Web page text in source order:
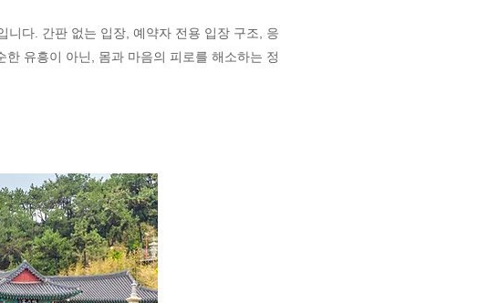
니다. 간판 없는 입장, 예약자 전용 입장 구조, 응
유흥이 아닌, 몸과 마음의 피로를 해소하는 정